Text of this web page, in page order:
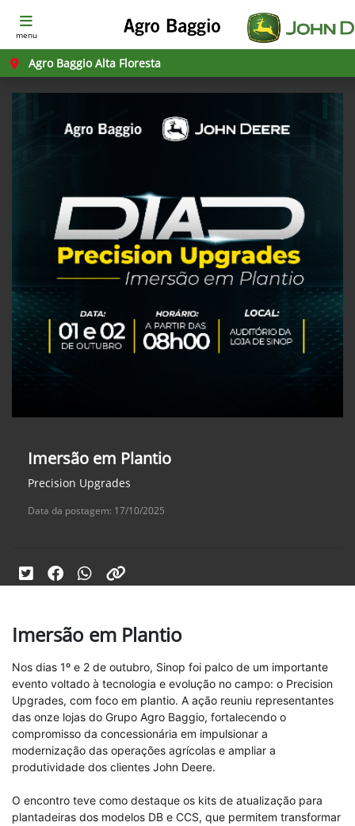
menu
Agro Baggio Alta Floresta
Imersão em Plantio
Precision Upgrades
Data da postagem: 17/10/2025
Imersão em Plantio
Nos dias 1º e 2 de outubro, Sinop foi palco de um importante
evento voltado à tecnologia e evolução no campo: o Precision
Upgrades, com foco em plantio. A ação reuniu representantes
das onze lojas do Grupo Agro Baggio, fortalecendo o
compromisso da concessionária em impulsionar a
modernização das operações agrícolas e ampliar a
produtividade dos clientes John Deere.
O encontro teve como destaque os kits de atualização para
plantadeiras dos modelos DB e CCS, que permitem transformar